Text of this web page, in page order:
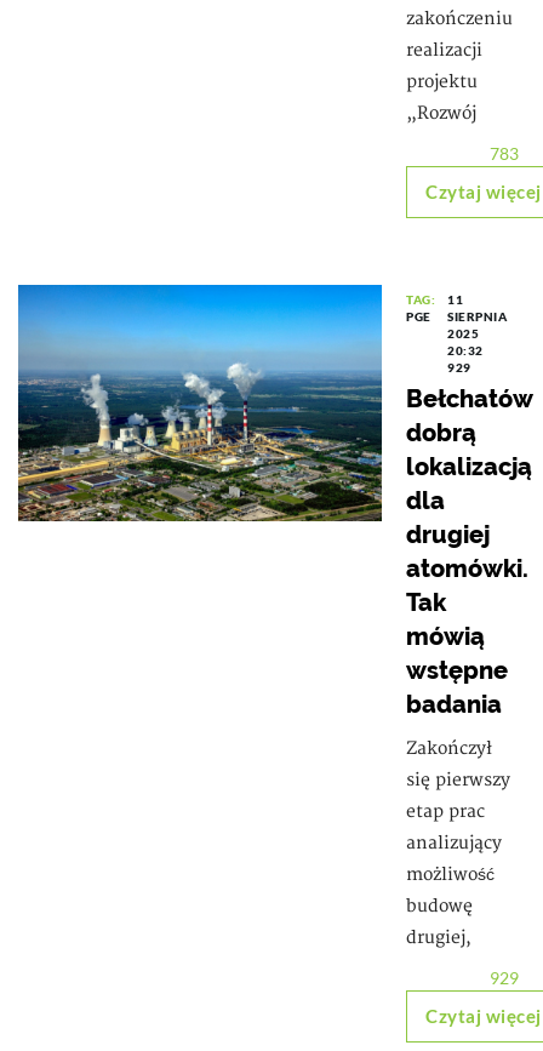
zakończeniu
realizacji
projektu
„Rozwój
783
Czytaj więcej
TAG:
PGE
11
SIERPNIA
2025
20:32
929
Bełchatów
dobrą
lokalizacją
dla
drugiej
atomówki.
Tak
mówią
wstępne
badania
Zakończył
się pierwszy
etap prac
analizujący
możliwość
budowę
drugiej,
929
Czytaj więcej